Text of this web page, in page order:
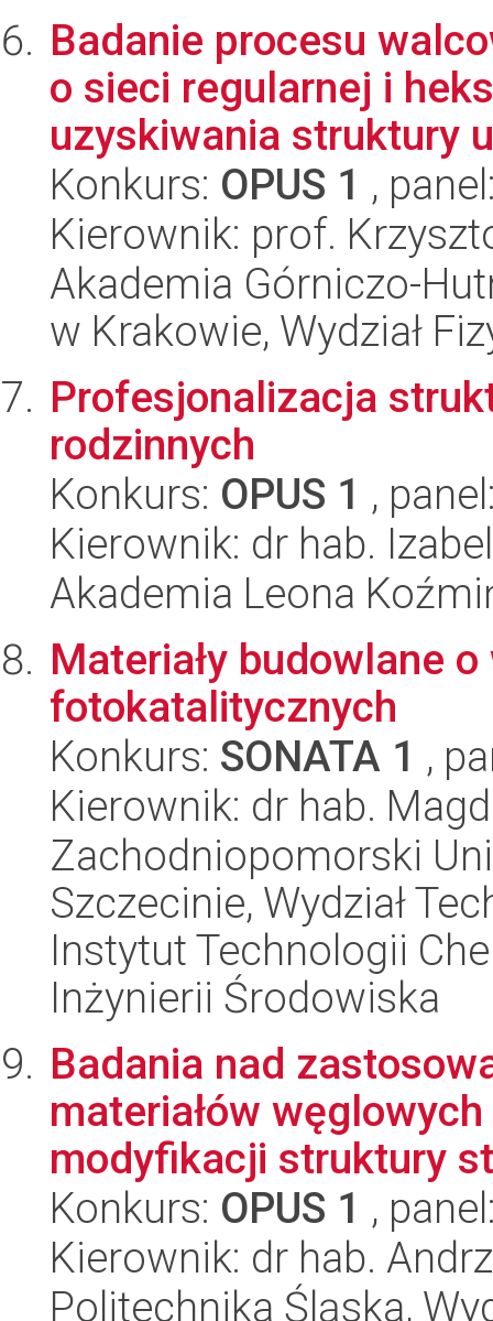
Badanie procesu
o sieci regularnej i
uzyskiwania struktury
Konkurs: OPUS 1 ,
Kierownik: prof.
Akademia Górniczo-
w Krakowie, Wydział
Profesjonalizacja
rodzinnych
Konkurs: OPUS 1 ,
Kierownik: dr hab.
Akademia Leona
Materiały budowlane
fotokatalitycznych
Konkurs: SONATA 1 ,
Kierownik: dr hab.
Zachodniopomorski
Szczecinie, Wydział
Instytut Technologii
Inżynierii Środowiska
Badania nad
materiałów
modyfikacji struktury
Konkurs: OPUS 1 ,
Kierownik: dr hab.
Politechnika Śląska,